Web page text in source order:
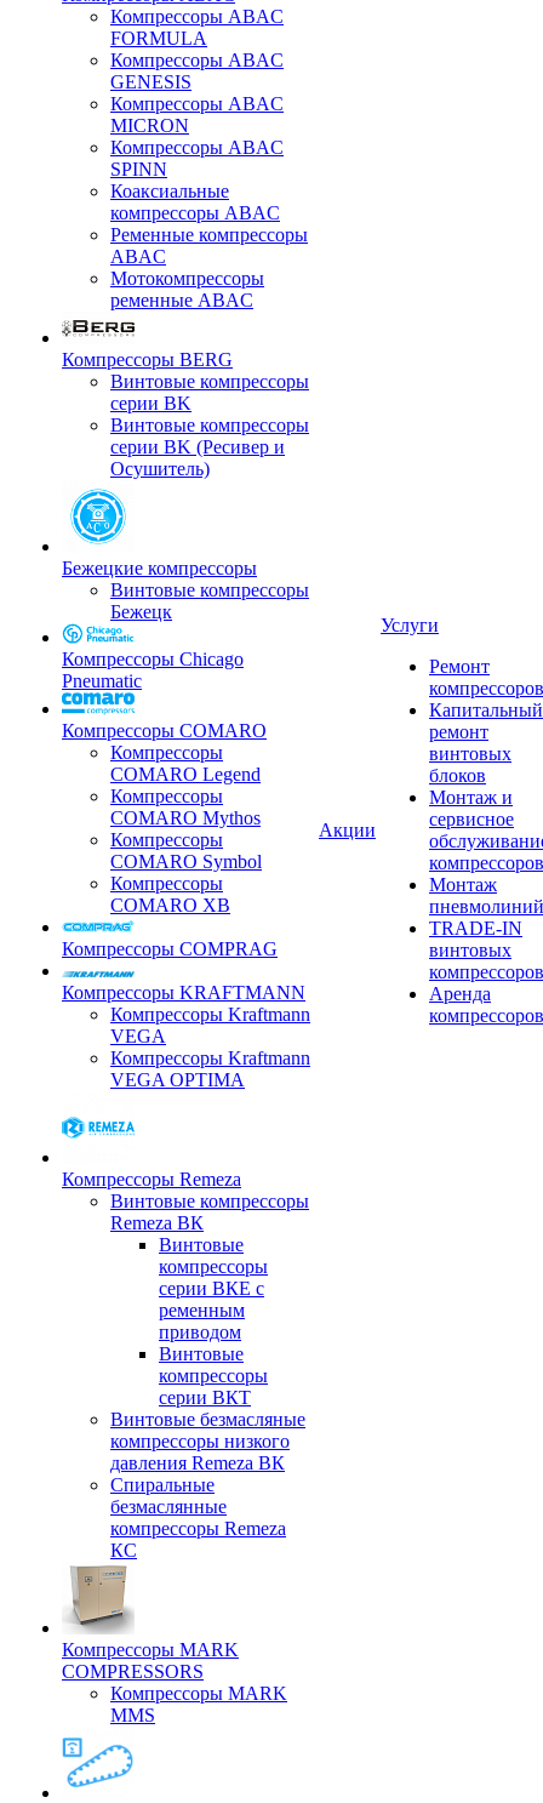
Компрессоры ABAC
FORMULA
Компрессоры ABAC
GENESIS
Компрессоры ABAC
MICRON
Компрессоры ABAC
SPINN
Коаксиальные
компрессоры ABAC
Ременные компрессоры
ABAC
Мотокомпрессоры
ременные ABAC
Компрессоры BERG
Винтовые компрессоры
серии BK
Винтовые компрессоры
серии BK (Ресивер и
Осушитель)
Бежецкие компрессоры
Винтовые компрессоры
Бежецк
Компрессоры Chicago
Pneumatic
Компрессоры COMARO
Компрессоры
COMARO Legend
Компрессоры
COMARO Mythos
Компрессоры
COMARO Symbol
Компрессоры
COMARO XB
Компрессоры COMPRAG
Компрессоры KRAFTMANN
Компрессоры Kraftmann
VEGA
Компрессоры Kraftmann
VEGA OPTIMA
Компрессоры Remeza
Винтовые компрессоры
Remeza ВК
Винтовые
компрессоры
серии ВКЕ с
ременным
приводом
Винтовые
компрессоры
серии ВКТ
Винтовые безмасляные
компрессоры низкого
давления Remeza ВК
Спиральные
безмаслянные
компрессоры Remeza
КС
Компрессоры MARK
COMPRESSORS
Компрессоры MARK
MMS
Акции
Услуги
Ремонт
компрессоров
Капитальный
ремонт
винтовых
блоков
Монтаж и
сервисное
компрессоров
Монтаж
пневмолиний
TRADE-IN
винтовых
компрессоров
Аренда
компрессоров